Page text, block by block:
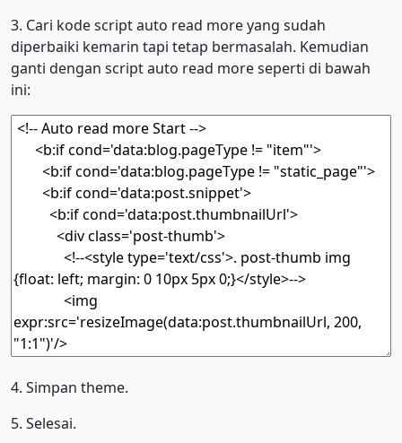
3. Cari kode script auto read more yang sudah
diperbaiki kemarin tapi tetap bermasalah. Kemudian
ganti dengan script auto read more seperti di bawah
ini:
4. Simpan theme.
5. Selesai.